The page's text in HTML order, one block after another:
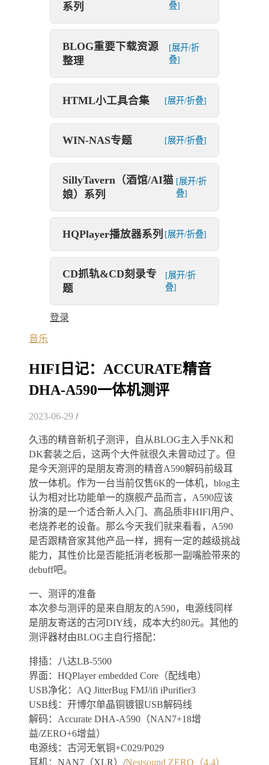
系列
叠]
BLOG重要下载资源
整理
[展开/折
叠]
HTML小工具合集 [展开/折叠]
WIN-NAS专题 [展开/折叠]
SillyTavern（酒馆/AI猫
娘）系列
[展开/折
叠]
HQPlayer播放器系列 [展开/折叠]
CD抓轨&CD刻录专
题
[展开/折
叠]
登录
音乐
HIFI日记：ACCURATE精音
DHA-A590一体机测评
2023-06-29 /
久违的精音新机子测评，自从BLOG主入手NK和
DK套装之后，这两个大件就很久未曾动过了。但
是今天测评的是朋友寄测的精音A590解码前级耳
放一体机。作为一台当前仅售6K的一体机，blog主
认为相对比功能单一的旗舰产品而言，A590应该
扮演的是一个适合新人入门、高品质非HIFI用户、
老烧养老的设备。那么今天我们就来看看，A590
是否跟精音家其他产品一样，拥有一定的越级挑战
能力，其性价比是否能抵消老板那一副嘴脸带来的
debuff吧。
一、测评的准备
本次参与测评的是来自朋友的A590，电源线同样
是朋友寄送的古河DIY线，成本大约80元。其他的
测评器材由BLOG主自行搭配：
排插：八达LB-5500
界面：HQPlayer embedded Core（配线电）
USB净化：AQ JitterBug FMJ/ifi iPurifier3
USB线：开博尔单晶铜镀银USB解码线
解码：Accurate DHA-A590（NAN7+18增
益/ZERO+6增益）
电源线：古河无氧铜+C029/P029
耳机：NAN7（XLR）/Nestsound ZERO（4.4）